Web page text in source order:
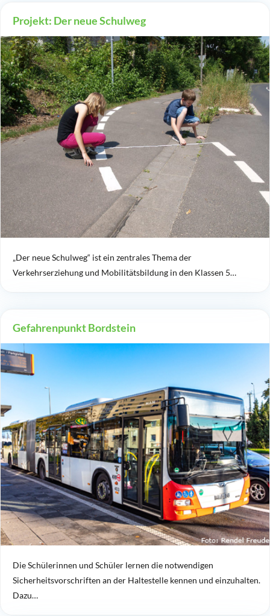
Projekt: Der neue Schulweg
„Der neue Schulweg“ ist ein zentrales Thema der
Verkehrserziehung und Mobilitätsbildung in den Klassen 5…
Gefahrenpunkt Bordstein
Die Schülerinnen und Schüler lernen die notwendigen
Sicherheitsvorschriften an der Haltestelle kennen und einzuhalten.
Dazu…